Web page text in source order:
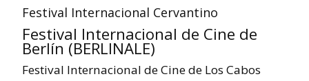
Festival Internacional Cervantino
Festival Internacional de Cine de
Berlín (BERLINALE)
Festival Internacional de Cine de Los Cabos